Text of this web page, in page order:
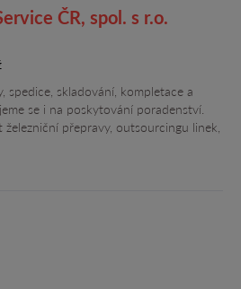
ČR, spol. s r.o.
spedice, skladování, kompletace a
se i na poskytování poradenství.
přepravy, outsourcingu linek,